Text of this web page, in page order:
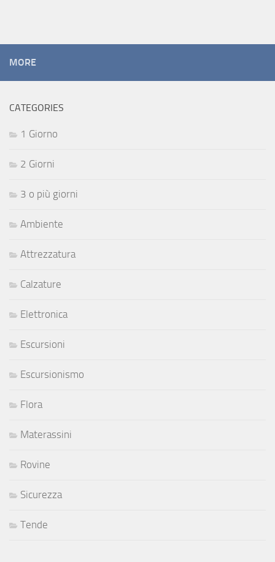
MORE
CATEGORIES
1 Giorno
2 Giorni
3 o più giorni
Ambiente
Attrezzatura
Calzature
Elettronica
Escursioni
Escursionismo
Flora
Materassini
Rovine
Sicurezza
Tende